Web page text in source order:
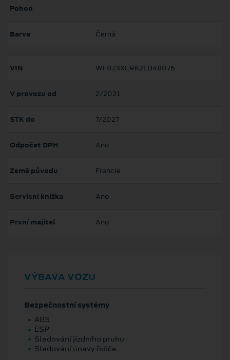
Pohon
Barva Černá
VIN WF02XXERK2LD48076
V provozu od 2/2021
STK do 7/2027
Odpočet DPH Ano
Země původu Francie
Servisní knížka Ano
První majitel Ano
VÝBAVA VOZU
Bezpečnostní systémy
ABS
ESP
Sledování jízdního pruhu
Sledování únavy řidiče